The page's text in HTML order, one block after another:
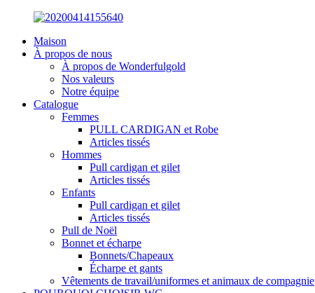
Maison
À propos de nous
À propos de Wonderfulgold
Nos valeurs
Notre équipe
Catalogue
Femmes
PULL CARDIGAN et Robe
Articles tissés
Hommes
Pull cardigan et gilet
Articles tissés
Enfants
Pull cardigan et gilet
Articles tissés
Pull de Noël
Bonnet et écharpe
Bonnets/Chapeaux
Écharpe et gants
Vêtements de travail/uniformes et animaux de compagnie